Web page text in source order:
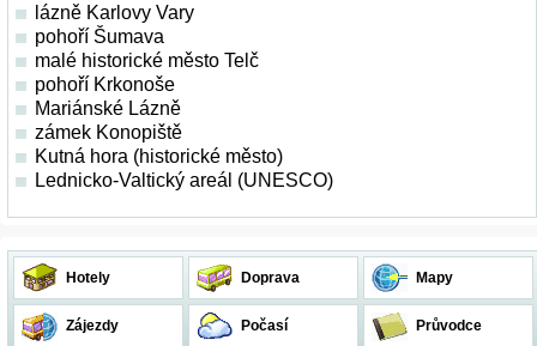
lázně Karlovy Vary
pohoří Šumava
malé historické město Telč
pohoří Krkonoše
Mariánské Lázně
zámek Konopiště
Kutná hora (historické město)
Lednicko-Valtický areál (UNESCO)
Hotely Doprava Mapy
Zájezdy Počasí Průvodce